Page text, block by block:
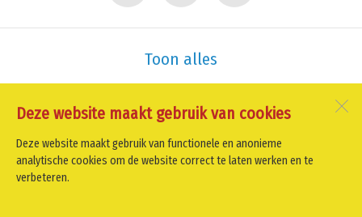
Deze website maakt gebruik van cookies
Deze website maakt gebruik van functionele en anonieme
analytische cookies om de website correct te laten werken en te
verbeteren.
Toon alles
Oud Schoorl
Oude Heereweg 12
1871 GS Schoorl